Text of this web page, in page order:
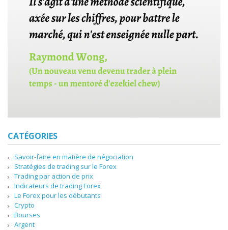
CATÉGORIES
Savoir-faire en matière de négociation
Stratégies de trading sur le Forex
Trading par action de prix
Indicateurs de trading Forex
Le Forex pour les débutants
Crypto
Bourses
Argent